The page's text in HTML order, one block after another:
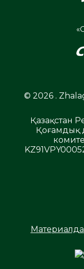
© 2026 .
Қазақстан
Қоғамдық